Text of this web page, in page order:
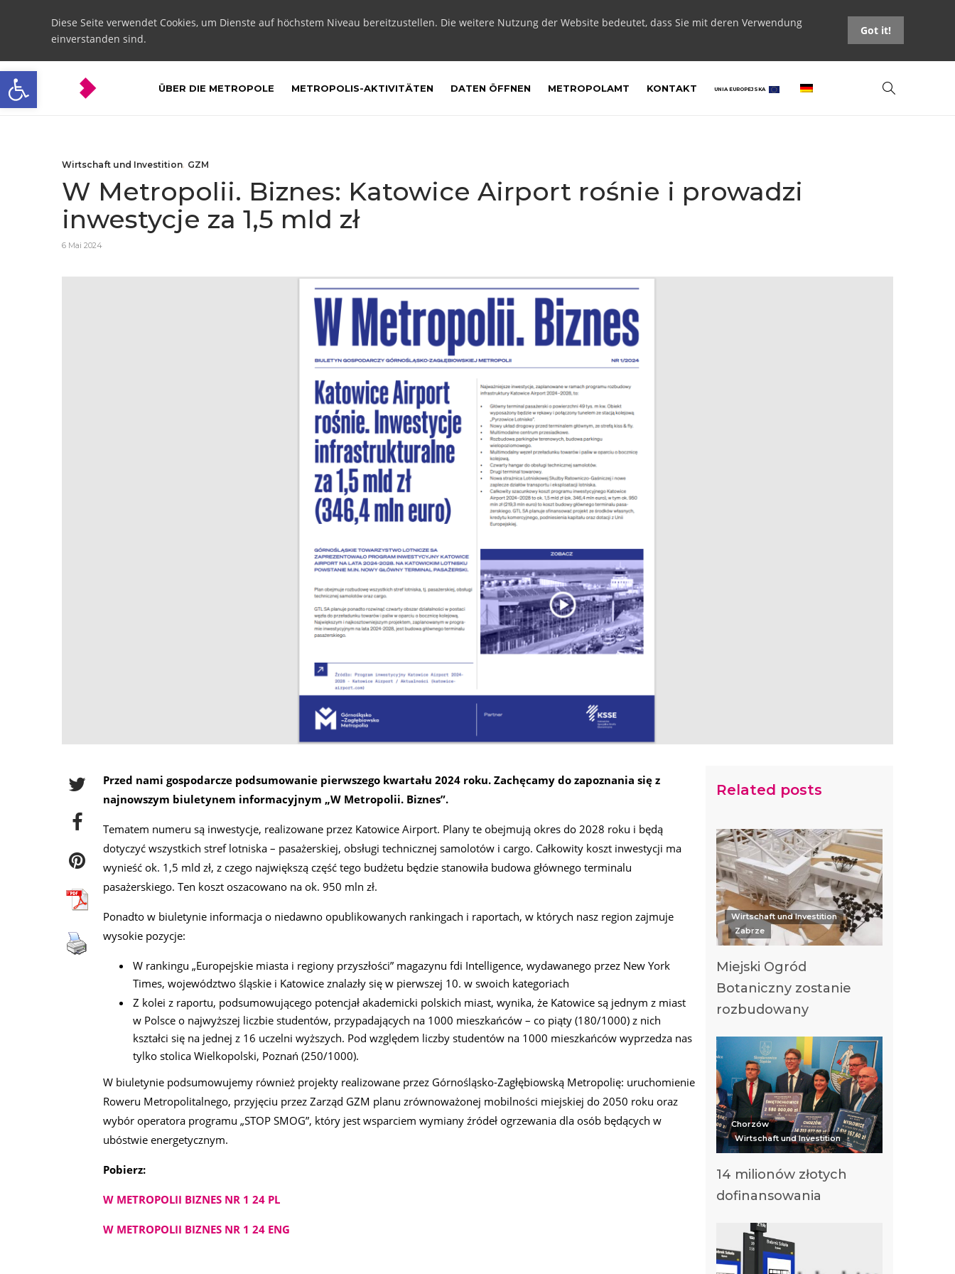
Open toolbar
Diese Seite verwendet Cookies, um Dienste auf höchstem Niveau bereitzustellen. Die weitere Nutzung der Website bedeutet, dass Sie mit deren Verwendung
einverstanden sind.
Got it!
ÜBER DIE METROPOLE METROPOLIS-AKTIVITÄTEN DATEN ÖFFNEN METROPOLAMT KONTAKT UNIA EUROPEJSKA
Wirtschaft und Investition, GZM
W Metropolii. Biznes: Katowice Airport rośnie i prowadzi
inwestycje za 1,5 mld zł
6 Mai 2024
Przed nami gospodarcze podsumowanie pierwszego kwartału 2024 roku. Zachęcamy do zapoznania się z
najnowszym biuletynem informacyjnym „W Metropolii. Biznes”.
Tematem numeru są inwestycje, realizowane przez Katowice Airport. Plany te obejmują okres do 2028 roku i będą
dotyczyć wszystkich stref lotniska – pasażerskiej, obsługi technicznej samolotów i cargo. Całkowity koszt inwestycji ma
wynieść ok. 1,5 mld zł, z czego największą część tego budżetu będzie stanowiła budowa głównego terminalu
pasażerskiego. Ten koszt oszacowano na ok. 950 mln zł.
Ponadto w biuletynie informacja o niedawno opublikowanych rankingach i raportach, w których nasz region zajmuje
wysokie pozycje:
W rankingu „Europejskie miasta i regiony przyszłości” magazynu fdi Intelligence, wydawanego przez New York
Times, województwo śląskie i Katowice znalazły się w pierwszej 10. w swoich kategoriach
Z kolei z raportu, podsumowującego potencjał akademicki polskich miast, wynika, że Katowice są jednym z miast
w Polsce o najwyższej liczbie studentów, przypadających na 1000 mieszkańców – co piąty (180/1000) z nich
kształci się na jednej z 16 uczelni wyższych. Pod względem liczby studentów na 1000 mieszkańców wyprzedza nas
tylko stolica Wielkopolski, Poznań (250/1000).
W biuletynie podsumowujemy również projekty realizowane przez Górnośląsko-Zagłębiowską Metropolię: uruchomienie
Roweru Metropolitalnego, przyjęciu przez Zarząd GZM planu zrównoważonej mobilności miejskiej do 2050 roku oraz
wybór operatora programu „STOP SMOG”, który jest wsparciem wymiany źródeł ogrzewania dla osób będących w
ubóstwie energetycznym.
Pobierz:
W METROPOLII BIZNES NR 1 24 PL
W METROPOLII BIZNES NR 1 24 ENG
Related posts
Wirtschaft und Investition
Zabrze
Miejski Ogród
Botaniczny zostanie
rozbudowany
Chorzów
Wirtschaft und Investition
14 milionów złotych
dofinansowania